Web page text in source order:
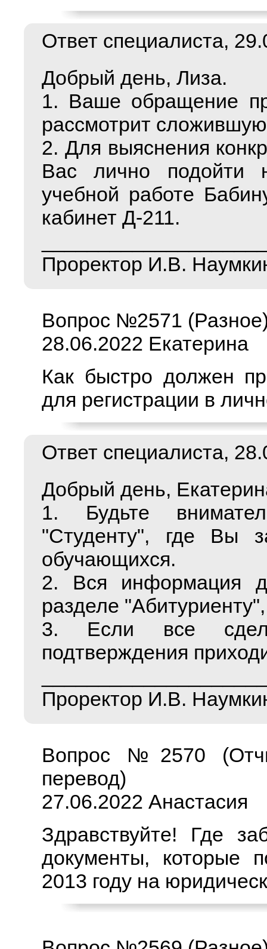
Ответ специалиста,
Добрый день, Лиза.
1. Ваше обращение
рассмотрит
2. Для выяснения
Вас лично подойти
учебной работе
кабинет Д-211.
Проректор И.В.
Вопрос №2571
28.06.2022 Екатерина
Как быстро должен
для регистрации в
Ответ специалиста,
Добрый день,
1. Будьте
"Студенту", где Вы
обучающихся.
2. Вся информация
разделе
3. Если все
подтверждения
Проректор И.В.
Вопрос №2570
перевод)
27.06.2022 Анастасия
Здравствуйте! Где
документы, которые
2013 году на